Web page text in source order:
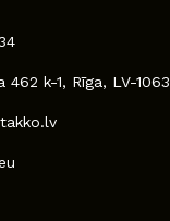
k-1, Rīga, LV-1063